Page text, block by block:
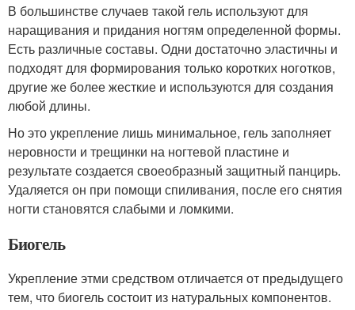
В большинстве случаев такой гель используют для
наращивания и придания ногтям определенной формы.
Есть различные составы. Одни достаточно эластичны и
подходят для формирования только коротких ноготков,
другие же более жесткие и используются для создания
любой длины.
Но это укрепление лишь минимальное, гель заполняет
неровности и трещинки на ногтевой пластине и
результате создается своеобразный защитный панцирь.
Удаляется он при помощи спиливания, после его снятия
ногти становятся слабыми и ломкими.
Биогель
Укрепление этми средством отличается от предыдущего
тем, что биогель состоит из натуральных компонентов.